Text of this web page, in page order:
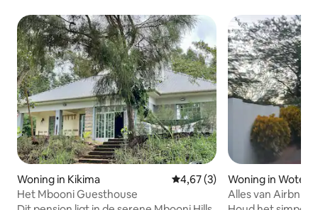
Woning in Kikima Gemiddelde beoordeling van
4,67 (3)
Het Mbooni Guesthouse
Woning in Wote
Alles van Airbnb